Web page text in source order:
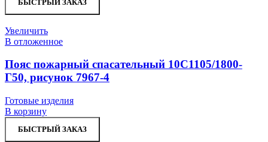
БЫСТРЫЙ ЗАКАЗ
Увеличить
В отложенное
Пояс пожарный спасательный 10С1105/1800-
Г50, рисунок 7967-4
Готовые изделия
В корзину
БЫСТРЫЙ ЗАКАЗ